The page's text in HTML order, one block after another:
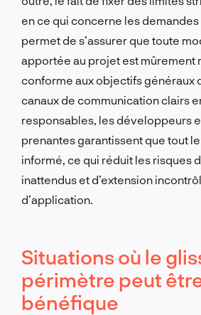
en ce qui concerne les
permet de s’assurer que toute
apportée au projet est mûrement
conforme aux objectifs généraux
canaux de communication clairs
responsables, les développeurs
prenantes garantissent que tout
informé, ce qui réduit les risques
inattendus et d’extension
d’application.
Situations où le
périmètre peut
bénéfique